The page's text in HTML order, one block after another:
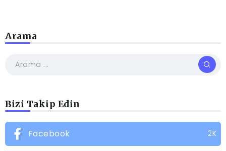
Arama
Bizi Takip Edin
Facebook 2K